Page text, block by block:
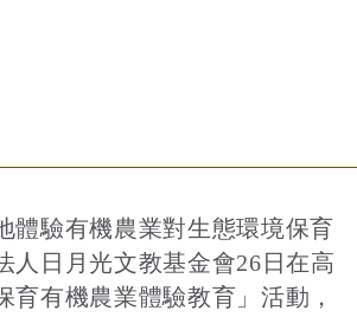
生文學獎-永續日月特別獎
慈善同樂會
農田水利
港灣建設
最新動態
關於我們
關於我們
文章搜尋
體驗有機農業對生態環境保育
人日月光文教基金會26日在高
育有機農業體驗教育」活動，